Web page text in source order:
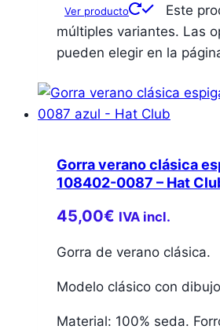
Ver producto
Este
múltiples variantes. Las
pueden elegir en la
Gorra verano clásica
108402-0087 – Hat
45,00€ IVA incl.
Gorra de verano clásica.
Modelo clásico con
Material: 100% seda.